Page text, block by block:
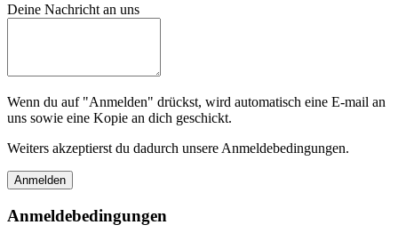
Deine Nachricht an uns
Wenn du auf "Anmelden" drückst, wird automatisch eine E-mail an
uns sowie eine Kopie an dich geschickt.
Weiters akzeptierst du dadurch unsere Anmeldebedingungen.
Anmeldebedingungen